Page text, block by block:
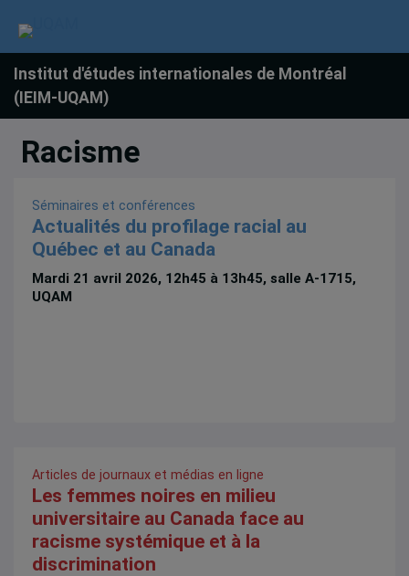
Institut d'études internationales de Montréal
(IEIM-UQAM)
Racisme
Séminaires et conférences
Actualités du profilage racial au
Québec et au Canada
Mardi 21 avril 2026, 12h45 à 13h45, salle A-1715,
UQAM
Articles de journaux et médias en ligne
Les femmes noires en milieu
universitaire au Canada face au
racisme systémique et à la
discrimination